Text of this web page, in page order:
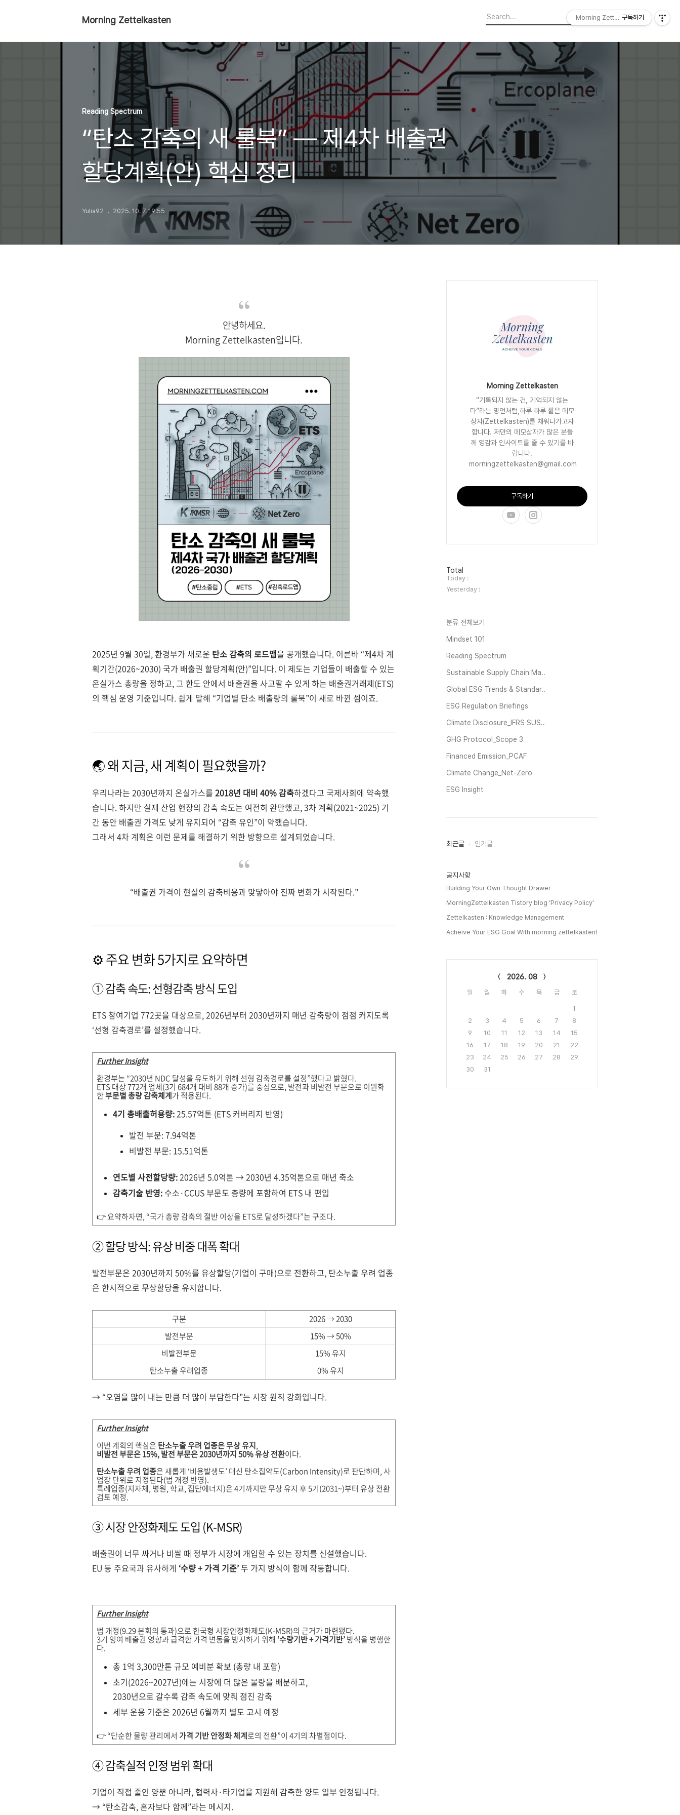
Morning Zettelkasten
Reading Spectrum
“탄소 감축의 새 룰북” — 제4차 배출권
할당계획(안) 핵심 정리
Yulia92 2025. 10. 7. 19:55
안녕하세요.
Morning Zettelkasten입니다.
2025년 9월 30일, 환경부가 새로운 탄소 감축의 로드맵을 공개했습니다. 이른바 “제4차 계
획기간(2026~2030) 국가 배출권 할당계획(안)”입니다. 이 제도는 기업들이 배출할 수 있는
온실가스 총량을 정하고, 그 한도 안에서 배출권을 사고팔 수 있게 하는 배출권거래제(ETS)
의 핵심 운영 기준입니다. 쉽게 말해 “기업별 탄소 배출량의 룰북”이 새로 바뀐 셈이죠.
🌏 왜 지금, 새 계획이 필요했을까?
우리나라는 2030년까지 온실가스를 2018년 대비 40% 감축하겠다고 국제사회에 약속했
습니다. 하지만 실제 산업 현장의 감축 속도는 여전히 완만했고, 3차 계획(2021~2025) 기
간 동안 배출권 가격도 낮게 유지되어 “감축 유인”이 약했습니다.
그래서 4차 계획은 이런 문제를 해결하기 위한 방향으로 설계되었습니다.
“배출권 가격이 현실의 감축비용과 맞닿아야 진짜 변화가 시작된다.”
⚙️ 주요 변화 5가지로 요약하면
① 감축 속도: 선형감축 방식 도입
ETS 참여기업 772곳을 대상으로, 2026년부터 2030년까지 매년 감축량이 점점 커지도록
‘선형 감축경로’를 설정했습니다.
Further Insight
환경부는 “2030년 NDC 달성을 유도하기 위해 선형 감축경로를 설정”했다고 밝혔다.
ETS 대상 772개 업체(3기 684개 대비 88개 증가)를 중심으로, 발전과 비발전 부문으로 이원화
한부문별 총량 감축체계가 적용된다.
4기 총배출허용량:25.57억톤 (ETS 커버리지 반영)
발전 부문: 7.94억톤
비발전 부문: 15.51억톤
연도별 사전할당량:2026년 5.0억톤 → 2030년 4.35억톤으로 매년 축소
감축기술 반영:수소·CCUS 부문도 총량에 포함하여 ETS 내 편입
👉 요약하자면, “국가 총량 감축의 절반 이상을 ETS로 달성하겠다”는 구조다.
② 할당 방식: 유상 비중 대폭 확대
발전부문은 2030년까지 50%를 유상할당(기업이 구매)으로 전환하고, 탄소누출 우려 업종
은 한시적으로 무상할당을 유지합니다.
구분 2026→ 2030
발전부문
15% → 50%
비발전부문
15% 유지
탄소누출 우려업종
0% 유지
→ “오염을 많이 내는 만큼 더 많이 부담한다”는 시장 원칙 강화입니다.
Further Insight
이번 계획의 핵심은 탄소누출 우려 업종은 무상 유지,
비발전 부문은 15%, 발전 부문은 2030년까지 50% 유상 전환이다.
탄소누출 우려 업종은 새롭게 ‘비용발생도’ 대신 탄소집약도(Carbon Intensity)로 판단하며, 사
업장 단위로 지정된다(법 개정 반영).
특례업종(지자체, 병원, 학교, 집단에너지)은 4기까지만 무상 유지 후 5기(2031~)부터 유상 전환
검토 예정.
③ 시장 안정화제도 도입 (K-MSR)
배출권이 너무 싸거나 비쌀 때 정부가 시장에 개입할 수 있는 장치를 신설했습니다.
EU 등 주요국과 유사하게 ‘수량 + 가격 기준’ 두 가지 방식이 함께 작동합니다.
Further Insight
법 개정(9.29 본회의 통과)으로 한국형 시장안정화제도(K-MSR)의 근거가 마련됐다.
3기 잉여 배출권 영향과 급격한 가격 변동을 방지하기 위해 ‘수량기반 + 가격기반’방식을 병행한
다.
총 1억 3,300만톤 규모 예비분 확보 (총량 내 포함)
초기(2026~2027년)에는 시장에 더 많은 물량을 배분하고,
2030년으로 갈수록 감축 속도에 맞춰 점진 감축
세부 운용 기준은 2026년 6월까지 별도 고시 예정
👉 “단순한 물량 관리에서 가격 기반 안정화 체계로의 전환”이 4기의 차별점이다.
④ 감축실적 인정 범위 확대
기업이 직접 줄인 양뿐 아니라, 협력사·타기업을 지원해 감축한 양도 일부 인정됩니다.
→ “탄소감축, 혼자보다 함께”라는 메시지.
Morning Zettelkasten
“기록되지 않는 건, 기억되지 않는
다”라는 명언처럼,하루 하루 짧은 메모
상자(Zettelkasten)를 채워나가고자
합니다. 저만의 메모상자가 많은 분들
께 영감과 인사이트를 줄 수 있기를 바
랍니다.
morningzettelkasten@gmail.com
구독하기
방
문
자
수
Total
Today :
Yesterday :
분류 전체보기
Mindset 101
Reading Spectrum
Sustainable Supply Chain Ma..
Global ESG Trends & Standar..
ESG Regulation Briefings
Climate Disclosure_IFRS SUS..
GHG Protocol_Scope 3
Financed Emission_PCAF
Climate Change_Net-Zero
ESG Insight
최
인
글
최근글 인기글
공지사항
Building Your Own Thought Drawer
MorningZettelkasten Tistory blog ‘Privacy Policy’
Zettelkasten : Knowledge Management
Acheive Your ESG Goal With morning zettelkasten!
2026. 08
일 월 화 수 목 금 토
1
2
3 4 5 6 7
8
9
10 11 12 13 14
15
16
17 18 19 20 21
22
23
24 25 26 27 28
29
30
31
Morning Zettelkasten
구독하기